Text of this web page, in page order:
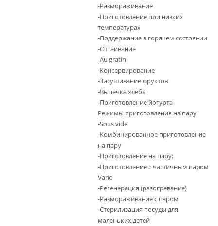
-Размораживание
-Приготовление при низких
температурах
-Поддержание в горячем состоянии
-Оттаивание
-Au gratin
-Консервирование
-Засушивание фруктов
-Выпечка хлеба
-Приготовление йогурта
Режимы приготовления на пару
-Sous vide
-Комбинированное приготовление
на пару
-Приготовление на пару:
-Приготовление с частичным паром
Vario
-Регенерация (разогревание)
-Размораживание с паром
-Стерилизация посуды для
маленьких детей